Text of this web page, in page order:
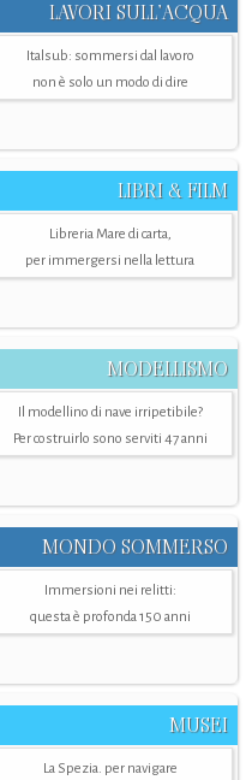
LAVORI SULL’ACQUA
Italsub: sommersi dal lavoro
non è solo un modo di dire
LIBRI & FILM
Libreria Mare di carta,
per immergersi nella lettura
MODELLISMO
Il modellino di nave irripetibile?
Per costruirlo sono serviti 47 anni
MONDO SOMMERSO
Immersioni nei relitti:
questa è profonda 150 anni
MUSEI
La Spezia. per navigare